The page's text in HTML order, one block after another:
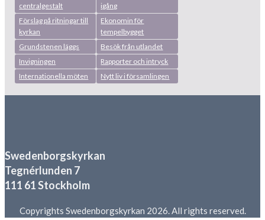
centralgestalt
igång
Förslag på ritningar till
kyrkan
Ekonomin för
tempelbygget
Grundstenen läggs
Besök från utlandet
Invigningen
Rapporter och intryck
Internationella möten
Nytt liv i församlingen
Swedenborgskyrkan
Tegnérlunden 7
111 61 Stockholm
Copyrights Swedenborgskyrkan 2026. All rights reserved.